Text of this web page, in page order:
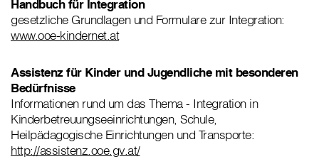
Handbuch für Integration
gesetzliche Grundlagen und Formulare zur Integration:
www.ooe-kindernet.at
Assistenz für Kinder und Jugendliche mit besonderen
Bedürfnisse
Informationen rund um das Thema - Integration in
Kinderbetreuungseeinrichtungen, Schule,
Heilpädagogische Einrichtungen und Transporte:
http://assistenz.ooe.gv.at/